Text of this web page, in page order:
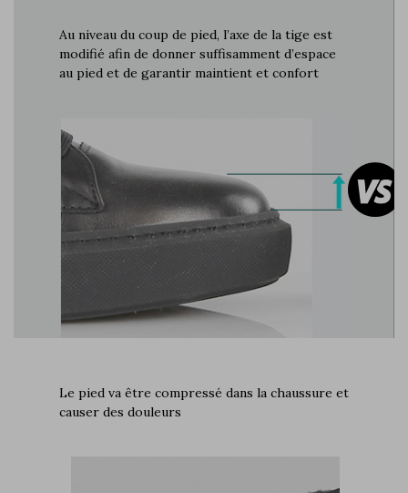
Au niveau du coup de pied, l’axe de la tige est
modifié afin de donner suffisamment d’espace
au pied et de garantir maintient et confort
Le pied va être compressé dans la chaussure et
causer des douleurs